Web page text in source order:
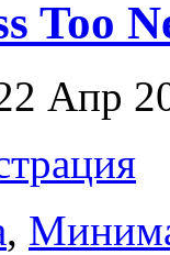
Too
Апр
,